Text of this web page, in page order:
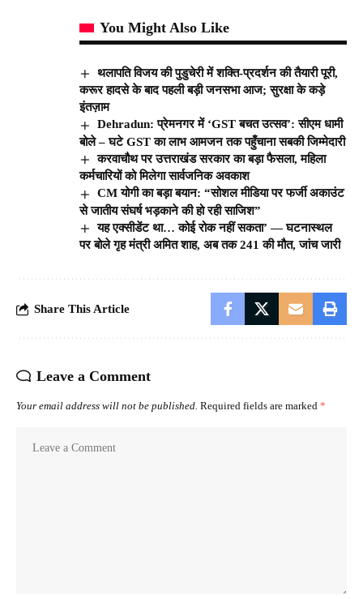
You Might Also Like
थलापति विजय की पुडुचेरी में शक्ति-प्रदर्शन की तैयारी पूरी,
करूर हादसे के बाद पहली बड़ी जनसभा आज; सुरक्षा के कड़े
इंतज़ाम
Dehradun: प्रेमनगर में ‘GST बचत उत्सव’: सीएम धामी
बोले – घटे GST का लाभ आमजन तक पहुँचाना सबकी जिम्मेदारी
करवाचौथ पर उत्तराखंड सरकार का बड़ा फैसला, महिला
कर्मचारियों को मिलेगा सार्वजनिक अवकाश
CM योगी का बड़ा बयान: “सोशल मीडिया पर फर्जी अकाउंट
से जातीय संघर्ष भड़काने की हो रही साजिश”
यह एक्सीडेंट था… कोई रोक नहीं सकता’ — घटनास्थल
पर बोले गृह मंत्री अमित शाह, अब तक 241 की मौत, जांच जारी
Share This Article
Leave a Comment
Your email address will not be published. Required fields are marked *